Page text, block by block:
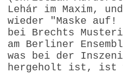
Lehár im Maxim,
wieder "Maske auf!
bei Brechts
am Berliner
was bei der
hergeholt ist, ist